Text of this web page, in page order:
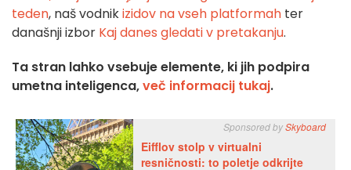
teden, naš vodnikizidov na vseh platformah ter
današnji izbor Kaj danes gledati v pretakanju.
Ta stran lahko vsebuje elemente, ki jih podpira
umetna inteligenca,več informacij tukaj.